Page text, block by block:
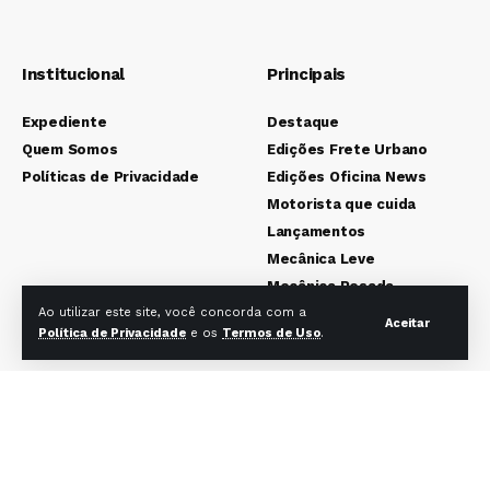
Ao utilizar este site, você concorda com a
Política de Privacidade e os Termos de Uso.
Aceitar
Institucional
Expediente
Quem Somos
Políticas de Privacidade
Principais
Destaque
Edições Frete Urbano
Edições Oficina News
Motorista que cuida
Lançamentos
Mecânica Leve
Mecânica Pesada
Colunistas